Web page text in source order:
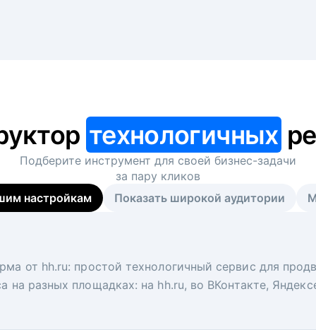
технологичных
Подберите инструмент для своей бизнес-задачи
за пару кликов
настройкам
Показать широкой аудитории
от hh.ru: простой технологичный сервис для
на разных площадках: на hh.ru, во ВКонтакте,
вакансий на главной странице hh.ru.
ключ. Решите, сколько кандидатов и когда вам
рекрутеры и проектные менеджеры hh.ru с